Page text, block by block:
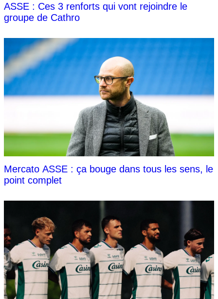
ASSE : Ces 3 renforts qui vont rejoindre le
groupe de Cathro
Mercato ASSE : ça bouge dans tous les sens, le
point complet